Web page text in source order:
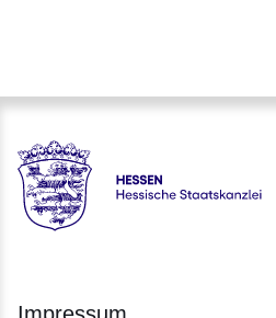
Hessen - Hessische Staatskanzlei